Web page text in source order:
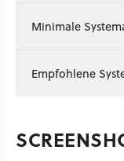
Minimale
Empfohlene